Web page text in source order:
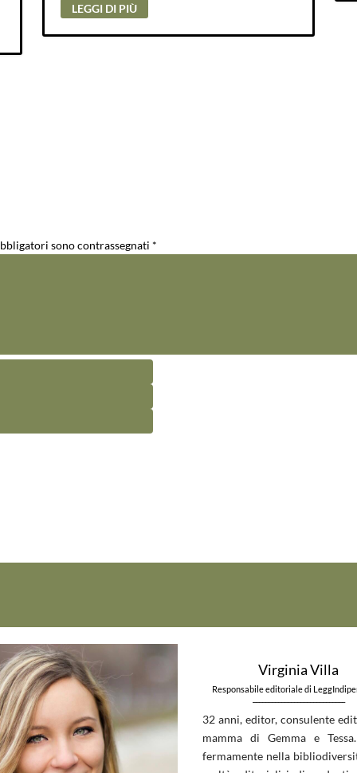
LEGGI DI PIÙ
sono contrassegnati *
Virginia Villa
Responsabile editoriale di
_____________________________
32 anni, editor, consulente
mamma di Gemma e
fermamente nella